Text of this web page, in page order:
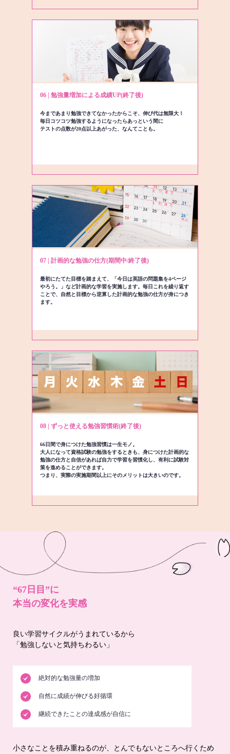
06 | 勉強量増加による成績UP(終了後)
今まであまり勉強できてなかったからこそ、伸び代は無限大！
毎日コツコツ勉強するようになったらあっという間に
テストの点数が20点以上あがった、なんてことも。
07 | 計画的な勉強の仕方(期間中/終了後)
最初にたてた目標を踏まえて、「今日は英語の問題集を4ページ
やろう。」など計画的な学習を実施します。毎日これを繰り返す
ことで、自然と目標から逆算した計画的な勉強の仕方が身につき
ます。
08 | ずっと使える勉強習慣術(終了後)
66日間で身につけた勉強習慣は一生モノ。
大人になって資格試験の勉強をするときも、身につけた計画的な
勉強の仕方と自信があれば自力で学習を習慣化し、有利に試験対
策を進めることができます。
つまり、実際の実施期間以上にそのメリットは大きいのです。
“67日目”に
本当の変化を実感
良い学習サイクルがうまれているから
「勉強しないと気持ちわるい」
絶対的な勉強量の増加
自然に成績が伸びる好循環
継続できたことの達成感が自信に
小さなことを積み重ねるのが、とんでもないところへ行くため